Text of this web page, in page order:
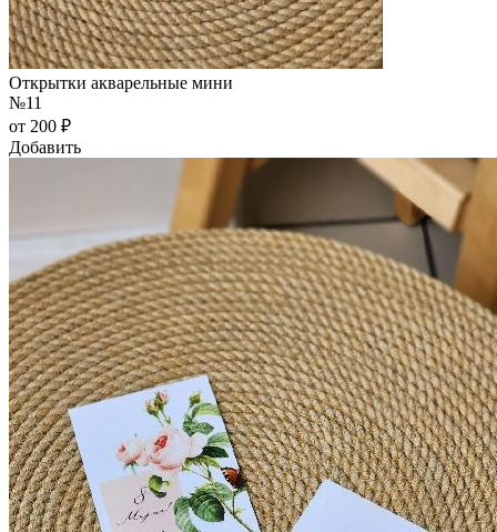
Открытки акварельные мини
№11
от 200 ₽
Добавить